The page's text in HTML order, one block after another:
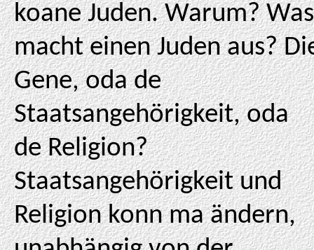
koane Juden. Warum? Was
macht einen Juden aus?
Gene, oda de
Staatsangehörigkeit, oda
de Religion?
Staatsangehörigkeit und
Religion konn ma ändern,